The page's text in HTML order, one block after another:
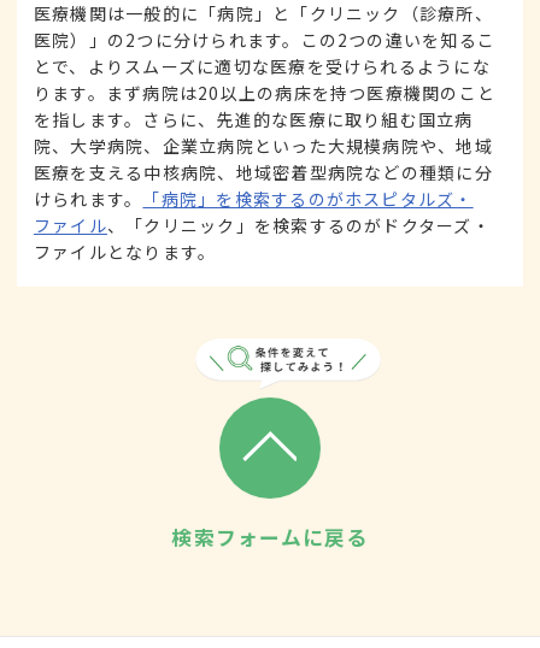
医療機関は一般的に「病院」と「クリニック（診療所、
医院）」の2つに分けられます。この2つの違いを知るこ
とで、よりスムーズに適切な医療を受けられるようにな
ります。まず病院は20以上の病床を持つ医療機関のこと
を指します。さらに、先進的な医療に取り組む国立病
院、大学病院、企業立病院といった大規模病院や、地域
医療を支える中核病院、地域密着型病院などの種類に分
けられます。
「病院」を検索するのがホスピタルズ・
ファイル、「クリニック」を検索するのがドクターズ・
ファイルとなります。
検索フォームに戻る